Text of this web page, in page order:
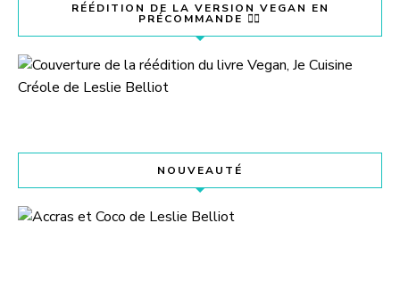
RÉÉDITION DE LA VERSION VEGAN EN
PRÉCOMMANDE 👇🏽
NOUVEAUTÉ